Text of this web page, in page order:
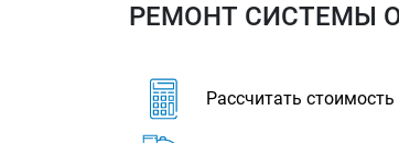
РЕМОНТ СИСТЕМЫ
Рассчитать